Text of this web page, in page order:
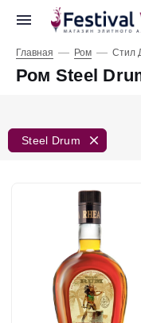
Главная — Ром — Стил
Ром Steel
Steel Drum